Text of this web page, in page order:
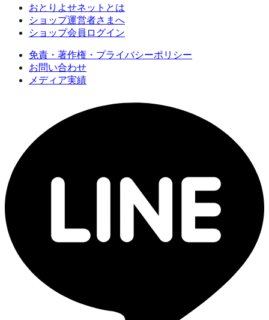
おとりよせネットとは
ショップ運営者さまへ
ショップ会員ログイン
免責・著作権・プライバシーポリシー
お問い合わせ
メディア実績